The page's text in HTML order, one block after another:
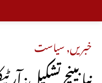
خبریں,سیاست